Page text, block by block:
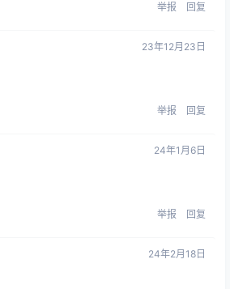
举报 回复
23年12月23日
举报 回复
24年1月6日
举报 回复
24年2月18日